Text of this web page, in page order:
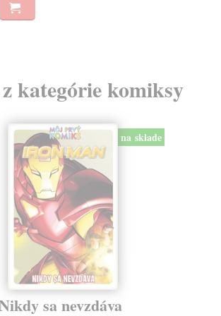
kategórie komiksy
na sklade
sa nevzdáva